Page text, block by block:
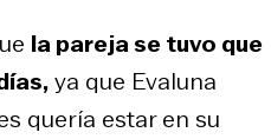
la pareja se tuvo que
ya que Evaluna
quería estar en su